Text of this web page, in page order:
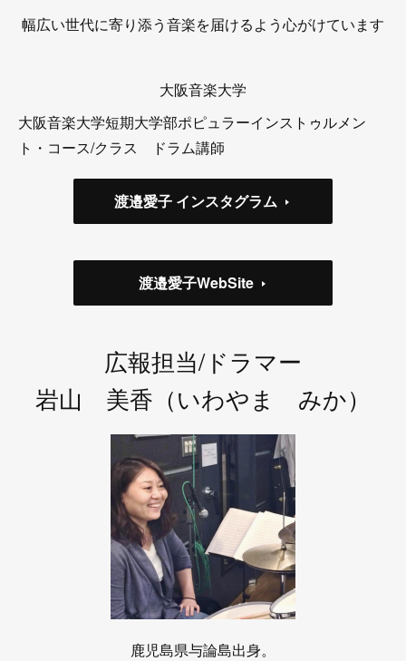
幅広い世代に寄り添う音楽を届けるよう心がけています
大阪音楽大学
大阪音楽大学短期大学部ポピュラーインストゥルメン
ト・コース/クラス ドラム講師
渡邉愛子 インスタグラム
渡邉愛子WebSite
広報担当/ドラマー
岩山 美香（いわやま みか）
鹿児島県与論島出身。